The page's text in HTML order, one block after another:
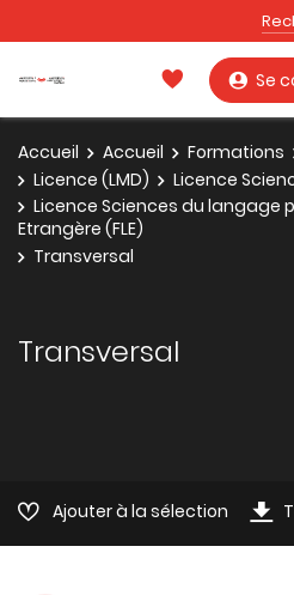
Se
Accueil Accueil Formations
Licence (LMD)
Licence
Licence Sciences du langage
Etrangère (FLE)
Transversal
Transversal
Ajouter à la sélection